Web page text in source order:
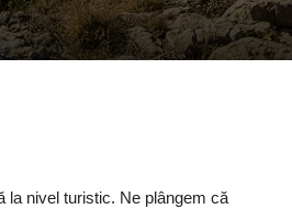
la nivel turistic. Ne plângem că